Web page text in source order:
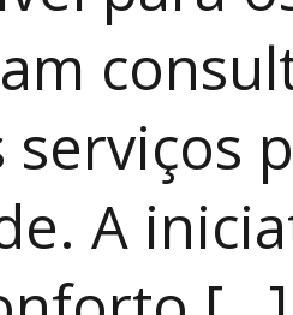
serviços
A